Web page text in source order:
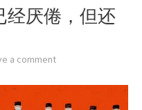
经厌倦，但还
a comment